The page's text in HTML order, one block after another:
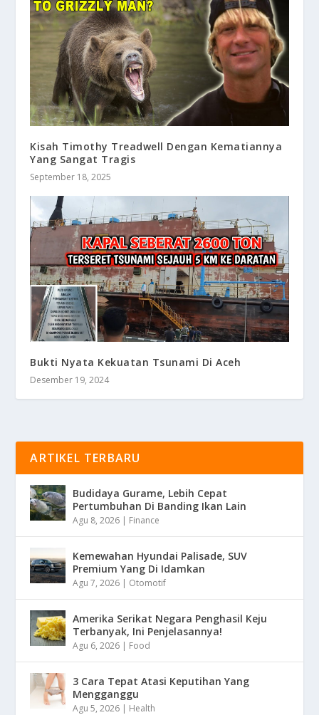
Kisah Timothy Treadwell Dengan Kematiannya
Yang Sangat Tragis
September 18, 2025
Bukti Nyata Kekuatan Tsunami Di Aceh
Desember 19, 2024
ARTIKEL TERBARU
Budidaya Gurame, Lebih Cepat
Pertumbuhan Di Banding Ikan Lain
Agu 8, 2026 | Finance
Kemewahan Hyundai Palisade, SUV
Premium Yang Di Idamkan
Agu 7, 2026 | Otomotif
Amerika Serikat Negara Penghasil Keju
Terbanyak, Ini Penjelasannya!
Agu 6, 2026 | Food
3 Cara Tepat Atasi Keputihan Yang
Mengganggu
Agu 5, 2026 | Health